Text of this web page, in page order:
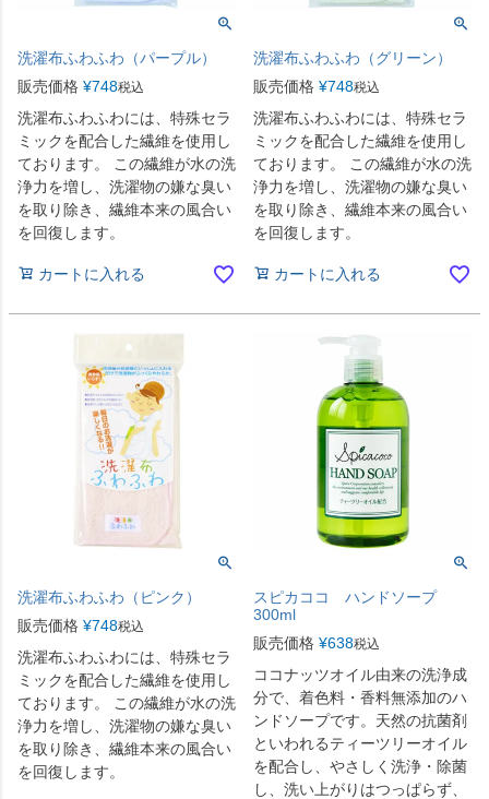
洗濯布ふわふわ（パープル）
販売価格 ¥748税込
洗濯布ふわふわには、特殊セラ
ミックを配合した繊維を使用し
ております。 この繊維が水の洗
浄力を増し、洗濯物の嫌な臭い
を取り除き、繊維本来の風合い
を回復します。
カートに入れる
洗濯布ふわふわ（グリーン）
販売価格 ¥748税込
洗濯布ふわふわには、特殊セラ
ミックを配合した繊維を使用し
ております。 この繊維が水の洗
浄力を増し、洗濯物の嫌な臭い
を取り除き、繊維本来の風合い
を回復します。
カートに入れる
洗濯布ふわふわ（ピンク）
販売価格 ¥748税込
洗濯布ふわふわには、特殊セラ
ミックを配合した繊維を使用し
ております。 この繊維が水の洗
浄力を増し、洗濯物の嫌な臭い
を取り除き、繊維本来の風合い
を回復します。
スピカココ ハンドソープ
300ml
販売価格 ¥638税込
ココナッツオイル由来の洗浄成
分で、着色料・香料無添加のハ
ンドソープです。天然の抗菌剤
といわれるティーツリーオイル
を配合し、やさしく洗浄・除菌
し、洗い上がりはつっぱらず、